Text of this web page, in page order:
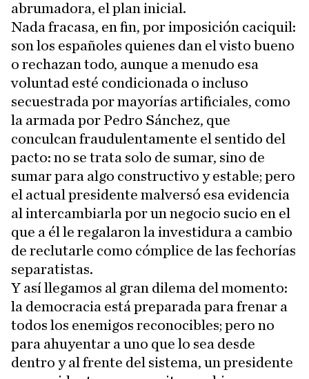
abrumadora, el plan inicial.
Nada fracasa, en fin, por imposición caciquil:
son los españoles quienes dan el visto bueno
o rechazan todo, aunque a menudo esa
voluntad esté condicionada o incluso
secuestrada por mayorías artificiales, como
la armada por Pedro Sánchez, que
conculcan fraudulentamente el sentido del
pacto: no se trata solo de sumar, sino de
sumar para algo constructivo y estable; pero
el actual presidente malversó esa evidencia
al intercambiarla por un negocio sucio en el
que a él le regalaron la investidura a cambio
de reclutarle como cómplice de las fechorías
separatistas.
Y así llegamos al gran dilema del momento:
la democracia está preparada para frenar a
todos los enemigos reconocibles; pero no
para ahuyentar a uno que lo sea desde
dentro y al frente del sistema, un presidente